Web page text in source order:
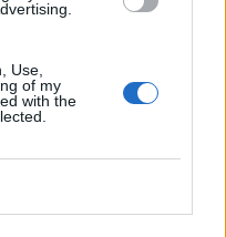
Use,
of my
with theμιλώντας,
πέραν από τη Σελήνη.
ταξίδεψαν πιο
άνθρωπο. Κατά τη